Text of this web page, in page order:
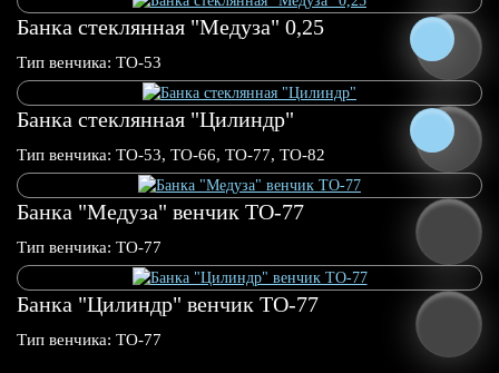
Банка стеклянная "Медуза" 0,25
Тип венчика: ТО-53
0.25 л 0.75 л
Банка стеклянная "Цилиндр"
Тип венчика: ТО-53, ТО-66, ТО-77, ТО-82
Банка "Медуза" венчик ТО-77
Тип венчика: ТО-77
Банка "Цилиндр" венчик ТО-77
Тип венчика: ТО-77